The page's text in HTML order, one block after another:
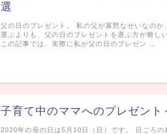
選
父の日のプレゼント。 私の父が寡黙なせいなのか
選ぶよりも、父の日のプレゼントを選ぶ方が難し
この記事では、実際に私が父の日のプレゼン …
子育て中のママへのプレゼント
2020年の母の日は5月10日（日）です。 日ごろの